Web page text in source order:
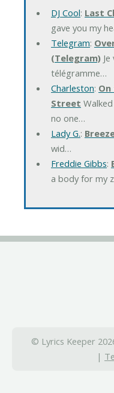
DJ Cool: Last
gave you my
Telegram:
(Telegram)Je
télégramme…
Charleston:
Street
no one…
Lady G.:
wid…
Freddie Gibbs:
a body for my
© Lyrics Keeper
|